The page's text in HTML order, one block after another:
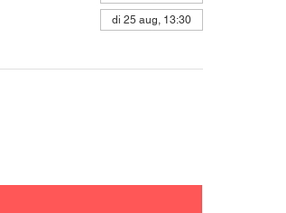
di 25 aug, 13:30